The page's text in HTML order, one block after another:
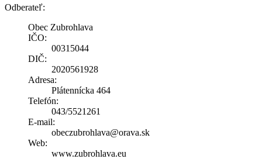
Odberateľ:
Obec Zubrohlava
IČO:
00315044
DIČ:
2020561928
Adresa:
Plátennícka 464
Telefón:
043/5521261
E-mail:
obeczubrohlava@orava.sk
Web:
www.zubrohlava.eu